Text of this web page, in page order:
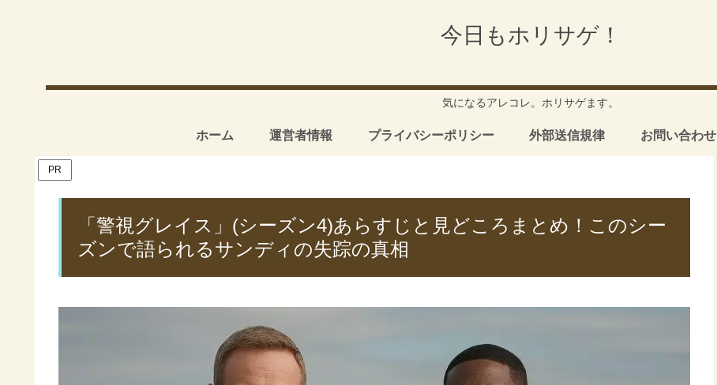
今日もホリサゲ！
気になるアレコレ。ホリサゲます。
ホーム 運営者情報 プライバシーポリシー 外部送信規律 お問い合わせ
PR
「警視グレイス」(シーズン4)あらすじと見どころまとめ！このシー
ズンで語られるサンディの失踪の真相